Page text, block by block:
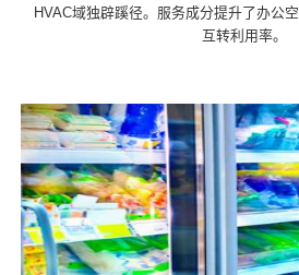
HVAC域独辟蹊径。服务成分提升了办公
互转利用率。